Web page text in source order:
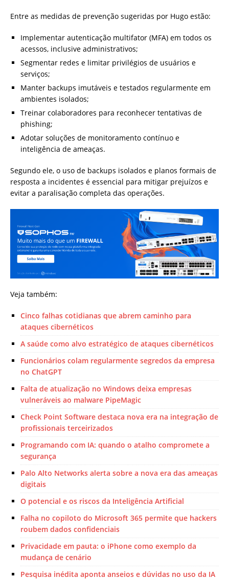
Entre as medidas de prevenção sugeridas por Hugo estão:
Implementar autenticação multifator (MFA) em todos os
acessos, inclusive administrativos;
Segmentar redes e limitar privilégios de usuários e
serviços;
Manter backups imutáveis e testados regularmente em
ambientes isolados;
Treinar colaboradores para reconhecer tentativas de
phishing;
Adotar soluções de monitoramento contínuo e
inteligência de ameaças.
Segundo ele, o uso de backups isolados e planos formais de
resposta a incidentes é essencial para mitigar prejuízos e
evitar a paralisação completa das operações.
Veja também:
Cinco falhas cotidianas que abrem caminho para
ataques cibernéticos
A saúde como alvo estratégico de ataques cibernéticos
Funcionários colam regularmente segredos da empresa
no ChatGPT
Falta de atualização no Windows deixa empresas
vulneráveis ao malware PipeMagic
Check Point Software destaca nova era na integração de
profissionais terceirizados
Programando com IA: quando o atalho compromete a
segurança
Palo Alto Networks alerta sobre a nova era das ameaças
digitais
O potencial e os riscos da Inteligência Artificial
Falha no copiloto do Microsoft 365 permite que hackers
roubem dados confidenciais
Privacidade em pauta: o iPhone como exemplo da
mudança de cenário
Pesquisa inédita aponta anseios e dúvidas no uso da IA